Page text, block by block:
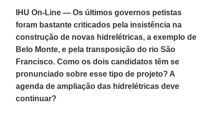
IHU On-Line — Os últimos governos petistas
foram bastante criticados pela insistência na
construção de novas hidrelétricas, a exemplo de
Belo Monte, e pela transposição do rio São
Francisco. Como os dois candidatos têm se
pronunciado sobre esse tipo de projeto? A
agenda de ampliação das hidrelétricas deve
continuar?